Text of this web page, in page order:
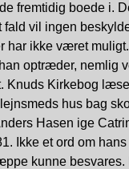
fremtidig boede i.
vil ingen
har ikke været
optræder, nemlig
Knuds Kirkebog
hus bag
Hasen ige
Ikke et ord om
kunne besvares.